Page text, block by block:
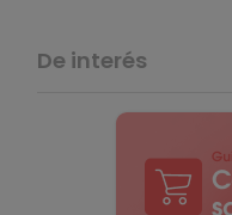
De interés